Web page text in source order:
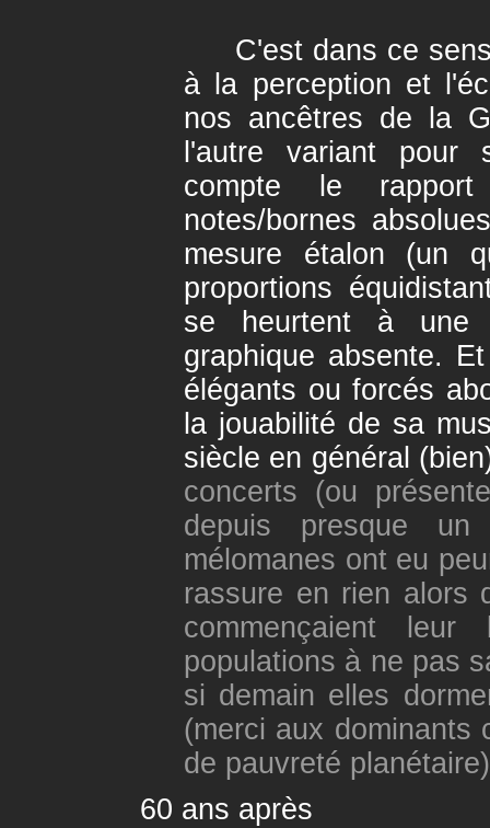
C'est dans ce sens
à la perception et
nos ancêtres de la
l'autre variant pour
compte le
notes/bornes
mesure étalon (un
proportions
se heurtent à une
graphique absente.
élégants ou forcés
la jouabilité de sa
siècle en général
concerts (ou
depuis presque
mélomanes ont eu
rassure en rien alors
commençaient leur
populations à ne pas
si demain elles
(merci aux dominants
de pauvreté
60 ans après